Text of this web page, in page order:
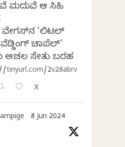
ಮದುವೆ ಆ ಸಿಹಿ
‘ಲಿಟಲ್
ಚಾಪೆಲ್’
ಅಚಲ ಸೇತು ಬರಹ
tinyurl.com/2v28abrv
X
8 Jun 2024